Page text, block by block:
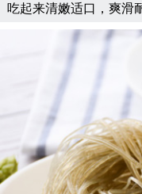
吃起来清嫩适口，爽滑